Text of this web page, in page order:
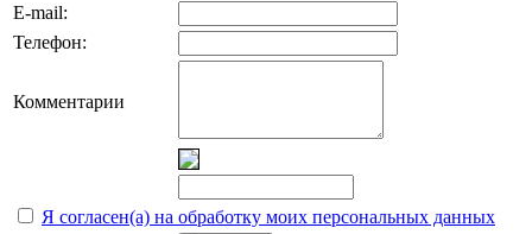
E-mail:
Телефон:
Комментарии
Я согласен(а) на обработку моих персональных данных